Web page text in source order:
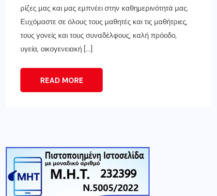
ρίζες μας και μας εμπνέει στην καθημερινότητά μας.
Ευχόμαστε σε όλους τους μαθητές και τις μαθήτριες,
τους γονείς και τους συναδέλφους, καλή πρόοδο,
υγεία, οικογενειακή […]
READ MORE